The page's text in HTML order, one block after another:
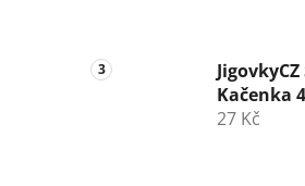
Kačenka
27 Kč